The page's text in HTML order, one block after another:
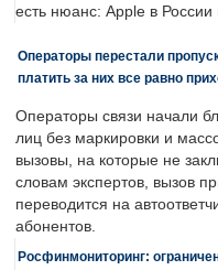
есть нюанс: Apple в России
Операторы перестали
платить за них все равно
Операторы связи начали
лиц без маркировки и
вызовы, на которые не
словам экспертов, вызов
переводится на
абонентов.
Росфинмониторинг: